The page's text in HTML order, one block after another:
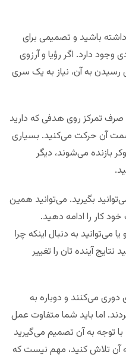
باشید و تصمیمی برای
وجود دارد. اگر رؤیا و آرزوی
رسیدن به آن، نیاز به یک سری
صرف تمرکز روی هدفی که دارید
سمت آن حرکت می‌کنید. بسیاری
بازنده می‌شوند، دیگر
بگیرید. می‌توانید همین
کار را ادامه دهید.
می‌توانید به دنبال اینکه چرا
آینده تان را تغییر
می‌کنند و دوباره به
اما باید شما متفاوت عمل
با توجه به آن تصمیم می‌گیرید
به آن تلاش کنید، مهم نیست که